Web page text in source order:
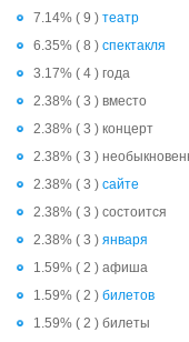
7.14% ( 9 )театр
6.35% ( 8 )спектакля
3.17% ( 4 ) года
2.38% ( 3 ) вместо
2.38% ( 3 ) концерт
2.38% ( 3 )
2.38% ( 3 )сайте
2.38% ( 3 ) состоится
2.38% ( 3 )января
1.59% ( 2 ) афиша
1.59% ( 2 )билетов
1.59% ( 2 ) билеты